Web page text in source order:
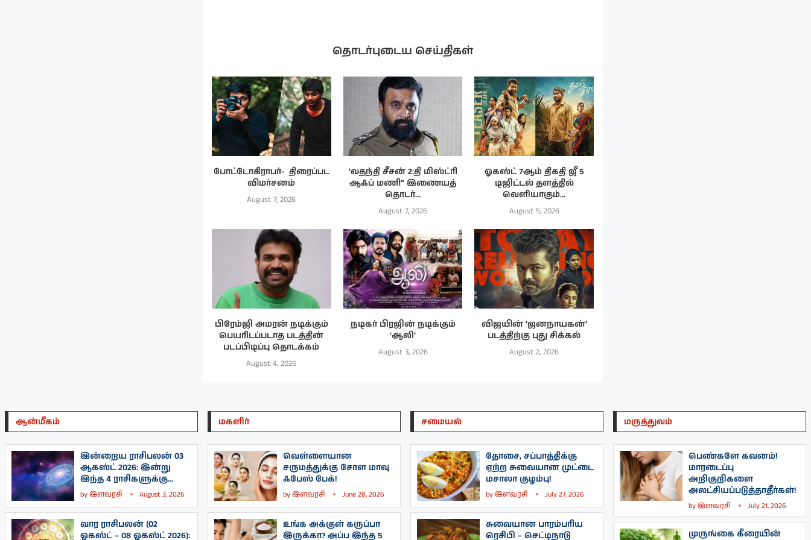
தொடர்புடைய செய்திகள்
போட்டோகிராபர்- ‌ திரைப்பட
விமர்சனம்
August 7, 2026
‘வதந்தி சீசன் 2:தி மிஸ்ட்ரி
ஆஃப் மணி” இணையத்
தொடர்...
August 7, 2026
ஓகஸ்ட் 7ஆம் திகதி ஜீ 5
டிஜிட்டல் தளத்தில்
வெளியாகும்...
August 5, 2026
பிரேம்ஜி அமரன் நடிக்கும்
பெயரிடப்படாத படத்தின்
படப்பிடிப்பு தொடக்கம்
August 4, 2026
நடிகர் பிரஜின் நடிக்கும்
‘ஆலி’
August 3, 2026
விஜயின் ‘ஜனநாயகன்’
படத்திற்கு புது சிக்கல்
August 2, 2026
ஆன்மீகம்
இன்றைய ராசிபலன் 03
ஆகஸ்ட் 2026: இன்று
இந்த 4 ராசிகளுக்கு...
byஇளவரசி August 3, 2026
வார ராசிபலன் (02
ஓகஸ்ட் – 08 ஓகஸ்ட் 2026):
மகளிர்
வெள்ளையான
சருமத்துக்கு சோள மாவு
ஃபேஸ் பேக்!
byஇளவரசி June 28, 2026
உங்க அக்குள் கருப்பா
இருக்கா? அப்ப இந்த 5
சமையல்
தோசை, சப்பாத்திக்கு
ஏற்ற சுவையான முட்டை
மசாலா குழம்பு!
byஇளவரசி July 27, 2026
சுவையான பாரம்பரிய
ரெசிபி – செட்டிநாடு
மருத்துவம்
பெண்களே கவனம்!
மாரடைப்பு
அறிகுறிகளை
அலட்சியப்படுத்தாதீர்கள்!
byஇளவரசி July 21, 2026
முருங்கை கீரையின்